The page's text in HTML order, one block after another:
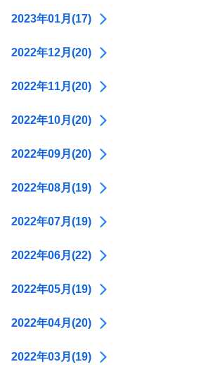
2023年01月(17)
2022年12月(20)
2022年11月(20)
2022年10月(20)
2022年09月(20)
2022年08月(19)
2022年07月(19)
2022年06月(22)
2022年05月(19)
2022年04月(20)
2022年03月(19)